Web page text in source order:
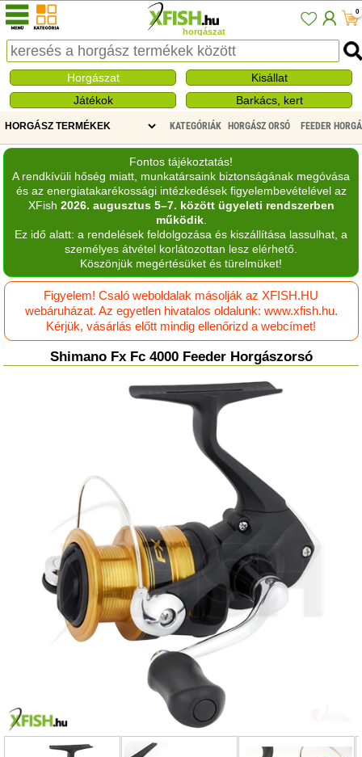
horgászat
0
Horgászat
Kisállat
Játékok
Barkács, kert
KATEGÓRIÁK HORGÁSZ ORSÓ FEEDER
Fontos tájékoztatás!
A rendkívüli hőség miatt, munkatársaink biztonságának megóvása
és az energiatakarékossági intézkedések figyelembevételével az
XFish 2026. augusztus 5–7. között ügyeleti rendszerben
működik.
Ez idő alatt: a rendelések feldolgozása és kiszállítása lassulhat, a
személyes átvétel korlátozottan lesz elérhető.
Köszönjük megértésüket és türelmüket!
Figyelem! Csaló weboldalak másolják az XFISH.HU
webáruházat. Az egyetlen hivatalos oldalunk: www.xfish.hu.
Kérjük, vásárlás előtt mindig ellenőrizd a webcímet!
Shimano Fx Fc 4000 Feeder Horgászorsó